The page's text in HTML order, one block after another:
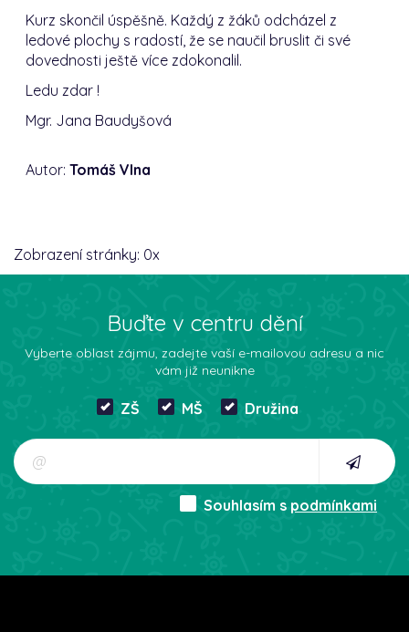
Kurz skončil úspěšně. Každý z žáků odcházel z
ledové plochy s radostí, že se naučil bruslit či své
dovednosti ještě více zdokonalil.
Ledu zdar !
Mgr. Jana Baudyšová
Autor:Tomáš Vlna
Zobrazení stránky: 0x
Buďte v centru dění
Vyberte oblast zájmu, zadejte vaší e-mailovou adresu a nic
vám již neunikne
ZŠ MŠ Družina
Souhlasím s podmínkami